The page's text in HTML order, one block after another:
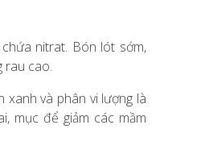
nitrat. Bón lót sớm,
rau cao.
xanh và phân vi lượng là
mục để giảm các mầm